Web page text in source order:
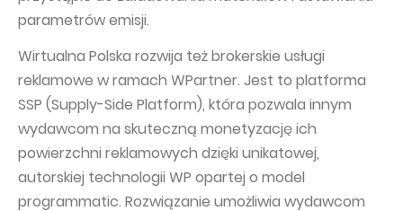
parametrów emisji.
Wirtualna Polska rozwija też brokerskie usługi
reklamowe w ramach WPartner. Jest to platforma
SSP (Supply-Side Platform), która pozwala innym
wydawcom na skuteczną monetyzację ich
powierzchni reklamowych dzięki unikatowej,
autorskiej technologii WP opartej o model
programmatic. Rozwiązanie umożliwia wydawcom